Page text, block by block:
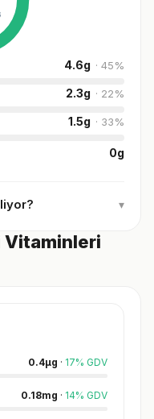
4.6g · 45%
2.3g · 22%
1.5g · 33%
0g
▾
Vitaminleri
0.4µg · 17% GDV
0.18mg · 14% GDV